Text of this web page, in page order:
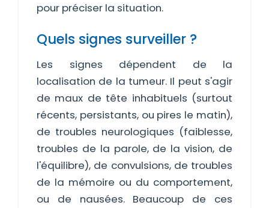
pour préciser la situation.
Quels signes surveiller ?
Les signes dépendent de la
localisation de la tumeur. Il peut s'agir
de maux de tête inhabituels (surtout
récents, persistants, ou pires le matin),
de troubles neurologiques (faiblesse,
troubles de la parole, de la vision, de
l'équilibre), de convulsions, de troubles
de la mémoire ou du comportement,
ou de nausées. Beaucoup de ces